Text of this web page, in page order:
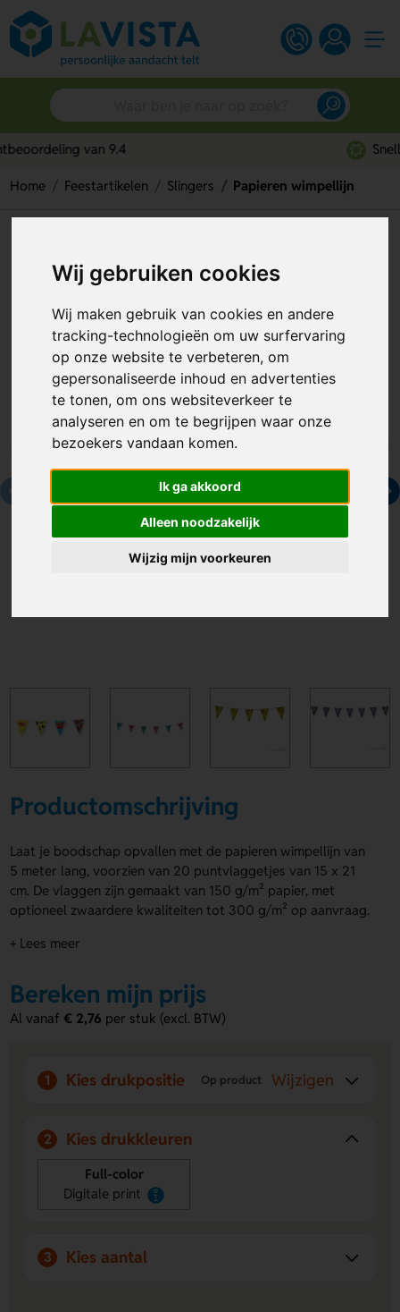
Wij gebruiken cookies
Wij maken gebruik van cookies en andere
tracking-technologieën om uw surfervaring
op onze website te verbeteren, om
gepersonaliseerde inhoud en advertenties
te tonen, om ons websiteverkeer te
analyseren en om te begrijpen waar onze
bezoekers vandaan komen.
Ik ga akkoord
Alleen noodzakelijk
Wijzig mijn voorkeuren
Home Feestartikelen Slingers Papieren wimpellijn
Artikelnummer:339562
Productomschrijving
Laat je boodschap opvallen met de papieren wimpellijn van
5 meter lang, voorzien van 20 puntvlaggetjes van 15 x 21
cm. De vlaggen zijn gemaakt van 150 g/m² papier, met
optioneel zwaardere kwaliteiten tot 300 g/m² op aanvraag.
kunt zelfs per vlaggetje een ander ontwerp kiezen. De
of campagne.
Voordelen van de papieren wimpellijn
kleurrijke ontwerpen aan beide zijden.
Variabele papierkwaliteit
– Kies uit standaard of
Eigen ontwerp per vlaggetje
unieke uitstraling of boodschap.
+ Lees meer
Bereken mijn prijs
Al vanaf€ 2,76 per stuk (excl. BTW)
1 Kies drukpositie Op product Wijzigen
2 Kies drukkleuren
Full-color
Digitale print
3 Kies aantal